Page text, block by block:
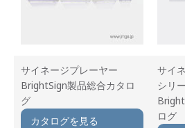
サイネージプレーヤー
BrightSign製品総合カタロ
グ
カタログを見る
サイ
シリ
ログ